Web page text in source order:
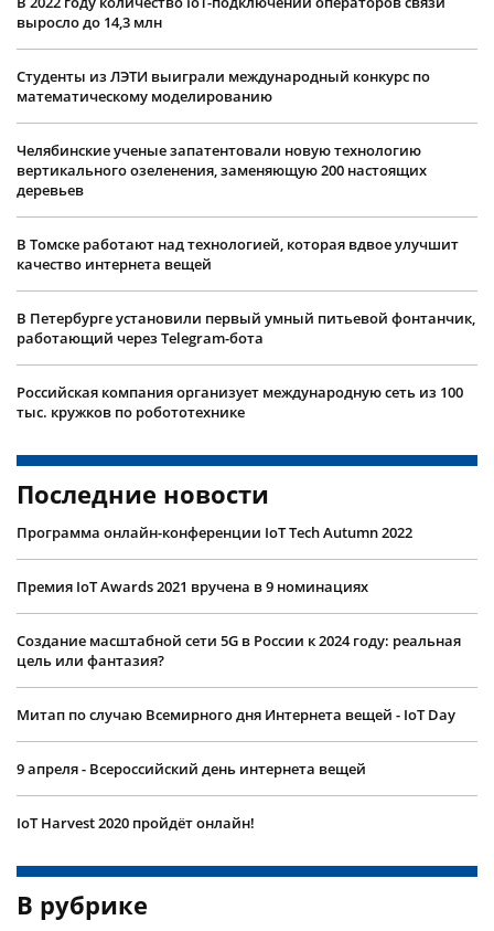
выросло до 14,3 млн
Студенты из ЛЭТИ выиграли международный конкурс по
математическому моделированию
Челябинские ученые запатентовали новую технологию
вертикального озеленения, заменяющую 200 настоящих
деревьев
В Томске работают над технологией, которая вдвое улучшит
качество интернета вещей
В Петербурге установили первый умный питьевой фонтанчик,
работающий через Telegram-бота
Российская компания организует международную сеть из 100
тыс. кружков по робототехнике
Последние новости
Программа онлайн-конференции IoT Tech Autumn 2022
Премия IoT Awards 2021 вручена в 9 номинациях
Создание масштабной сети 5G в России к 2024 году: реальная
цель или фантазия?
Митап по случаю Всемирного дня Интернета вещей - IoT Day
9 апреля - Всероссийский день интернета вещей
IoT Harvest 2020 пройдёт онлайн!
В рубрике